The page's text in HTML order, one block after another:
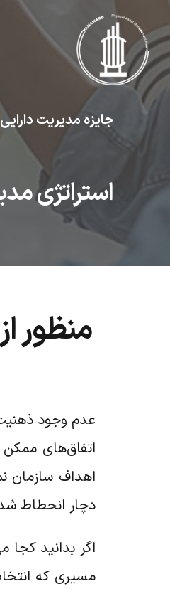
جایزه مدیریت
استراتژی
منظور
عدم وجود
اتفاق‌های
اهداف سازمان
دچار انحطاط
اگر بدانید
مسیری که